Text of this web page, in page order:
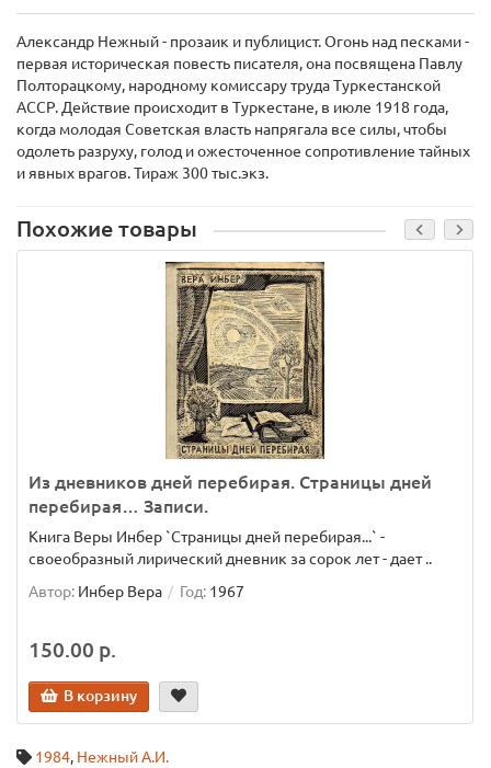
Александр Нежный - прозаик и публицист. Огонь над песками -
первая историческая повесть писателя, она посвящена Павлу
Полторацкому, народному комиссару труда Туркестанской
АССР. Действие происходит в Туркестане, в июле 1918 года,
когда молодая Советская власть напрягала все силы, чтобы
одолеть разруху, голод и ожесточенное сопротивление тайных
и явных врагов. Тираж 300 тыс.экз.
Похожие товары
Из дневников дней перебирая. Страницы дней
перебирая… Записи.
Книга Веры Инбер `Страницы дней перебирая...` -
своеобразный лирический дневник за сорок лет - дает ..
Автор: Инбер Вера Год: 1967
150.00 р.
В корзину
1984, Нежный А.И.